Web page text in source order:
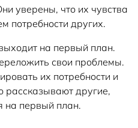
уверены, что их чувства
потребности других.
на первый план.
свои проблемы.
их потребности и
рассказывают другие,
на первый план.